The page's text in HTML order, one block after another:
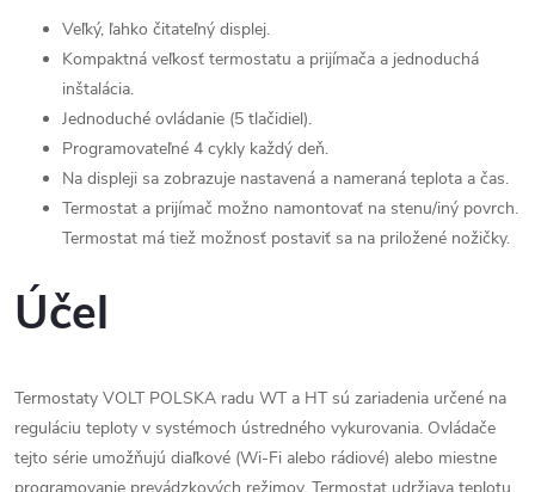
Veľký, ľahko čitateľný displej.
Kompaktná veľkosť termostatu a prijímača a jednoduchá
inštalácia.
Jednoduché ovládanie (5 tlačidiel).
Programovateľné 4 cykly každý deň.
Na displeji sa zobrazuje nastavená a nameraná teplota a čas.
Termostat a prijímač možno namontovať na stenu/iný povrch.
Termostat má tiež možnosť postaviť sa na priložené nožičky.
Účel
Termostaty VOLT POLSKA radu WT a HT sú zariadenia určené na
reguláciu teploty v systémoch ústredného vykurovania. Ovládače
tejto série umožňujú diaľkové (Wi-Fi alebo rádiové) alebo miestne